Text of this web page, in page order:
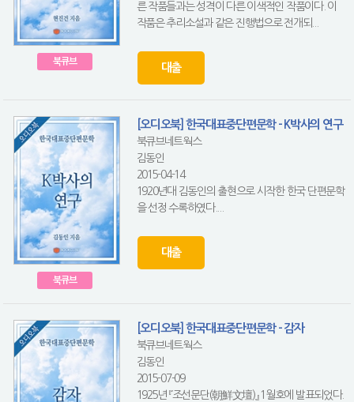
북큐브
른 작품들과는 성격이 다른 이색적인 작품이다. 이
작품은 추리소설과 같은 진행법으로 전개되...
대출
북큐브
[오디오북] 한국대표중단편문학 - K박사의 연구
북큐브네트웍스
김동인
2015-04-14
1920년대 김동인의 출현으로 시작한 한국 단편문학
을 선정 수록하였다....
대출
[오디오북] 한국대표중단편문학 - 감자
북큐브네트웍스
김동인
2015-07-09
1925년 『조선문단(朝鮮文壇)』 1월호에 발표되었다.